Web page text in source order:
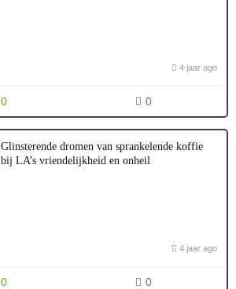
4 jaar ago
0 0
Glinsterende dromen van sprankelende koffie
bij LA’s vriendelijkheid en onheil
4 jaar ago
0 0